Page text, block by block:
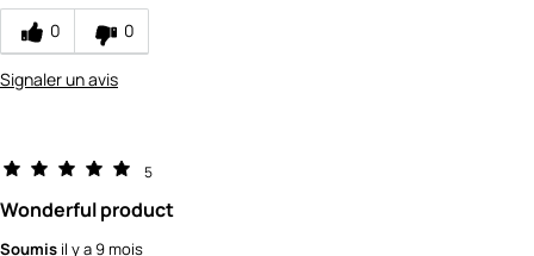
0
0
Signaler un avis
5
Wonderful product
Soumis il y a 9 mois